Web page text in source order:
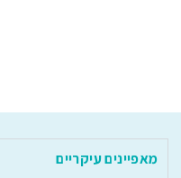
מאפיינים עיקריים